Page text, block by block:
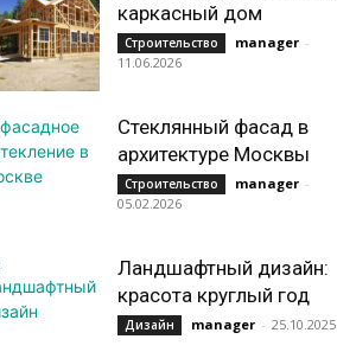
каркасный дом
Строительство manager -
11.06.2026
Стеклянный фасад в
архитектуре Москвы
Строительство manager -
05.02.2026
Ландшафтный дизайн:
красота круглый год
Дизайн manager - 25.10.2025